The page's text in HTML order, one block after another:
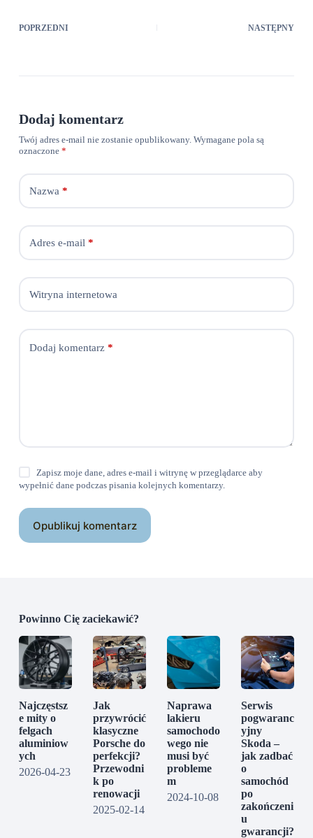
POPRZEDNI NASTĘPNY
Dodaj komentarz
Twój adres e-mail nie zostanie opublikowany. Wymagane pola są
oznaczone *
Nazwa *
Adres e-mail *
Witryna internetowa
Dodaj komentarz*
Zapisz moje dane, adres e-mail i witrynę w przeglądarce aby
wypełnić dane podczas pisania kolejnych komentarzy.
Opublikuj komentarz
Powinno Cię zaciekawić?
Najczęstsz
e mity o
felgach
aluminiow
ych
2026-04-23
Jak
przywrócić
klasyczne
Porsche do
perfekcji?
Przewodni
k po
renowacji
2025-02-14
Naprawa
lakieru
samochodo
wego nie
musi być
probleme
m
2024-10-08
Serwis
pogwaranc
yjny
Skoda –
jak zadbać
o
samochód
po
zakończeni
u
gwarancji?